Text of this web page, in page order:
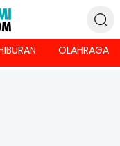
OLAHRAGA